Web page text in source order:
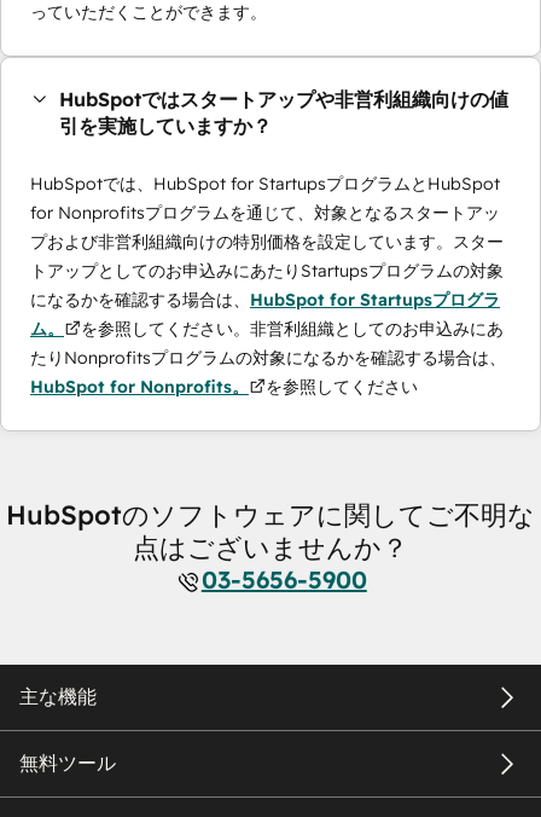
っていただくことができます。
HubSpotではスタートアップや非営利組織向けの値
引を実施していますか？
HubSpotでは、HubSpot for StartupsプログラムとHubSpot
for Nonprofitsプログラムを通じて、対象となるスタートアッ
プおよび非営利組織向けの特別価格を設定しています。スター
トアップとしてのお申込みにあたりStartupsプログラムの対象
になるかを確認する場合は、 HubSpot for Startupsプログラ
ム。
を参照してください。非営利組織としてのお申込みにあ
たりNonprofitsプログラムの対象になるかを確認する場合は、
HubSpot for Nonprofits。
を参照してください
HubSpotのソフトウェアに関してご不明な
点はございませんか？
03-5656-5900
主な機能
無料ツール